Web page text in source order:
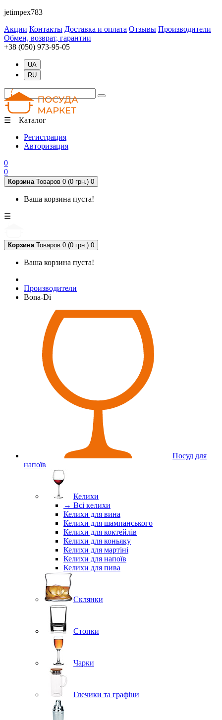
jetimpex783
Акции Контакты Доставка и оплата Отзывы Производители
Обмен, возврат, гарантии
+38 (050) 973-95-05
UA
RU
☰ Каталог
Регистрация
Авторизация
0
0
Корзина Товаров 0 (0 грн.) 0
Ваша корзина пуста!
☰
Корзина Товаров 0 (0 грн.) 0
Ваша корзина пуста!
Производители
Bona-Di
Посуд для
напоїв
Келихи
→ Всі келихи
Келихи для вина
Келихи для шампанського
Келихи для коктейлів
Келихи для коньяку
Келихи для мартіні
Келихи для напоїв
Келихи для пива
Склянки
Стопки
Чарки
Глечики та графіни